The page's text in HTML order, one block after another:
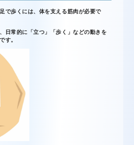
で歩くには、体を支える筋肉が必要で
日常的に「立つ」「歩く」などの動きを
す。